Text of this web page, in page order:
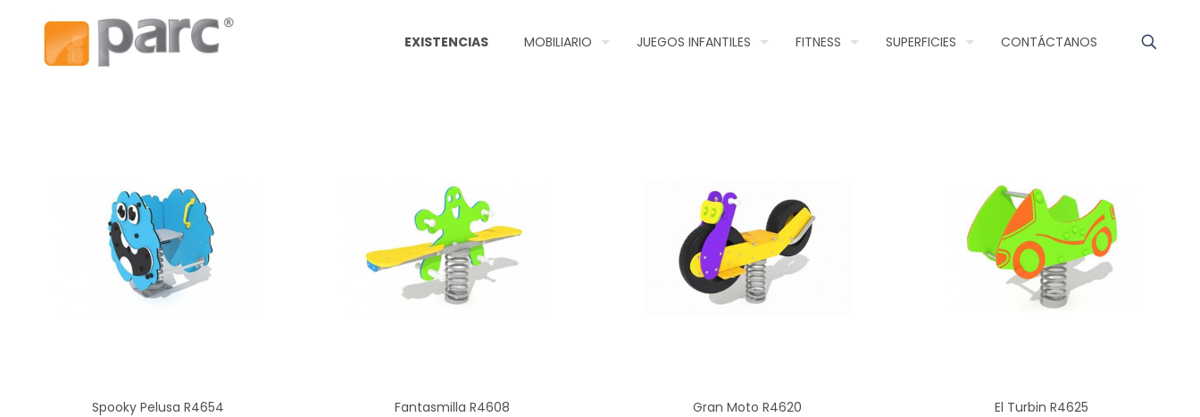
EXISTENCIAS MOBILIARIO JUEGOS INFANTILES FITNESS SUPERFICIES CONTÁCTANOS
Spooky Pelusa R4654 Fantasmilla R4608 Gran Moto R4620 El Turbin R4625